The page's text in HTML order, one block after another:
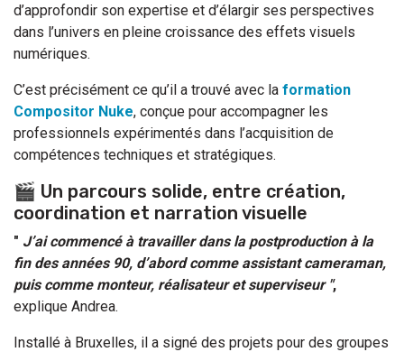
d’approfondir son expertise et d’élargir ses perspectives
dans l’univers en pleine croissance des effets visuels
numériques.
C’est précisément ce qu’il a trouvé avec la formation
Compositor Nuke, conçue pour accompagner les
professionnels expérimentés dans l’acquisition de
compétences techniques et stratégiques.
🎬 Un parcours solide, entre création,
coordination et narration visuelle
" J’ai commencé à travailler dans la postproduction à la
fin des années 90, d’abord comme assistant cameraman,
puis comme monteur, réalisateur et superviseur ",
explique Andrea.
Installé à Bruxelles, il a signé des projets pour des groupes